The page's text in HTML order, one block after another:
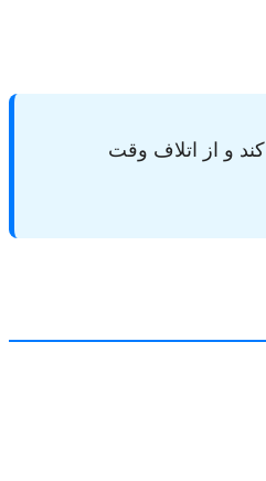
و از اتلاف وقت